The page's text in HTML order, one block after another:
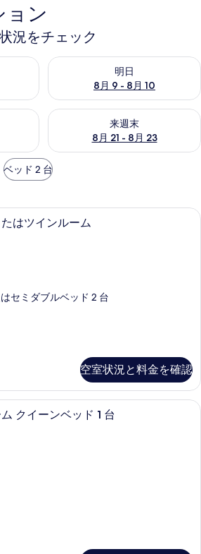
ョン
況をチェック
状況をチェック
明日
8月 9 - 8月 10
明日 8月 9 - 8月 10 の空室状
空室状況をチェック
来週末
8月 21 - 8月 23
来週末 8月 21 - 8月 23 の空室
ベッド 2 台
スタンダード ダブルまたはツインル
はツインルーム
セミダブルベッド 2 台
空室状況と料金を確認
スーペリア ダブルルーム クイーン
クイーンベッド 1 台